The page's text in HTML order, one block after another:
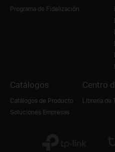
Programa de Fidelización
Catálogos
Catálogos de Producto
Soluciones Empresas
Centro
Librería de